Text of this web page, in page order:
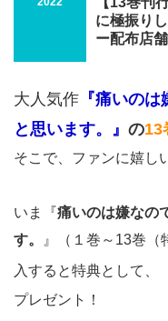
に極振り
ー配布店
大人気作 『痛いの
と思います。』 の13
そこで、ファンに嬉し
いま『痛いのは嫌なの
す。
』（１巻～13巻
入すると特典として、
プレゼント！